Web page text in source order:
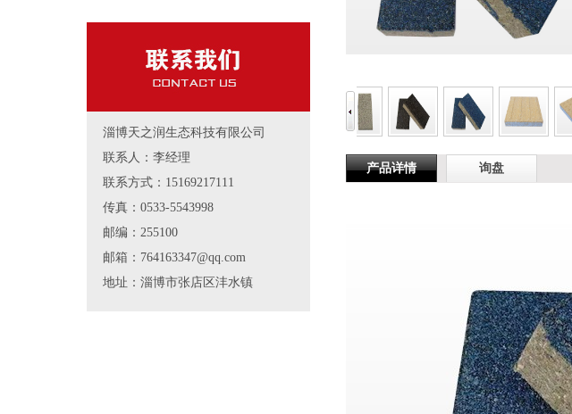
产品详情 询盘
淄博天之润生态科技有限公司
联系人：李经理
联系方式：15169217111
传真：0533-5543998
邮编：255100
邮箱：764163347@qq.com
地址：淄博市张店区沣水镇